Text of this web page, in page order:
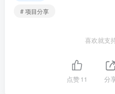
# 项目分享
喜欢就支
点赞11 分